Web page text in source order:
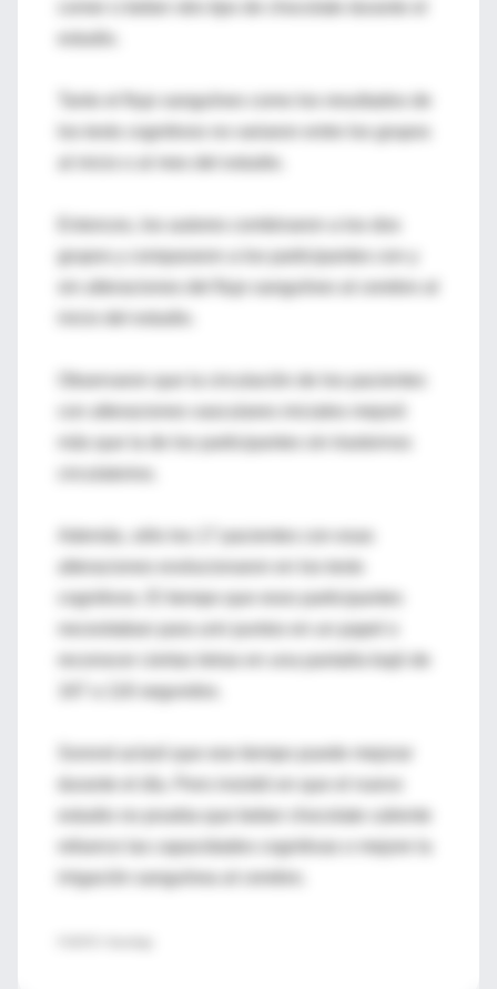
Tanto el flujo sanguíneo como los resultados de
los tests cognitivos no variaron entre los grupos
grupos y compararon a los participantes con y
sin alteraciones del flujo sanguíneo al cerebro al
cognitivos. El tiempo que esos participantes
necesitaban para unir puntos en un papel o
reconocer ciertas letras en una pantalla bajó de
167 a 116 segundos.
Sorond aclaró que ese tiempo puede mejorar
refuerce las capacidades cognitivas o mejore la
irrigación sanguínea al cerebro.